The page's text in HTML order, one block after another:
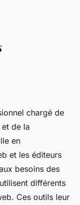
chargé de
de la
en
et les éditeurs
besoins des
différents
Ces outils leur